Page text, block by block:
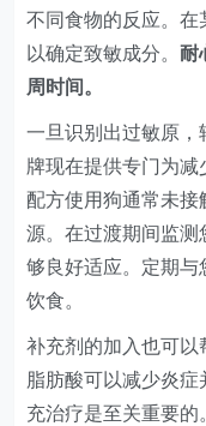
不同食物的反应。在
以确定致敏成分。耐
周时间。
一旦识别出过敏原，
牌现在提供专门为
配方使用狗通常未
源。在过渡期间监
够良好适应。定期
饮食。
补充剂的加入也可以
脂肪酸可以减少炎
充治疗是至关重要